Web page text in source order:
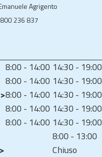
Agrigento
236 837
8:00 - 14:00 14:30 - 19:00
8:00 - 14:00 14:30 - 19:00
8:00 - 14:00 14:30 - 19:00
8:00 - 14:00 14:30 - 19:00
8:00 - 14:00 14:30 - 19:00
8:00 - 13:00
Chiuso